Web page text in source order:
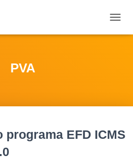
PVA
programa EFD ICMS